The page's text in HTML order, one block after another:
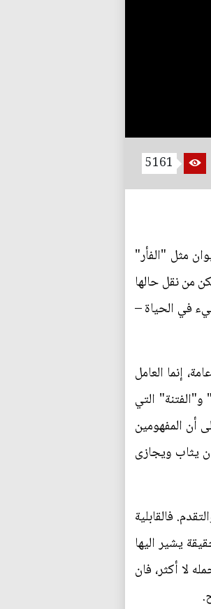
5161
مثل "الفأر"
من نقل حالها
في الحياة –
إنما العامل
التي
أن المفهومين
يثاب ويجازى
فالقابلية
يشير اليها
لا أكثر، فان